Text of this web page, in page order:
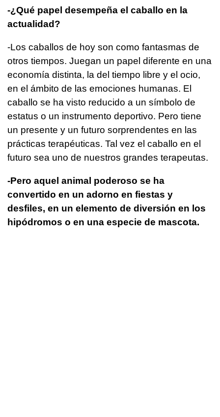
-¿Qué papel desempeña el caballo en la
actualidad?
-Los caballos de hoy son como fantasmas de
otros tiempos. Juegan un papel diferente en una
economía distinta, la del tiempo libre y el ocio,
en el ámbito de las emociones humanas. El
caballo se ha visto reducido a un símbolo de
estatus o un instrumento deportivo. Pero tiene
un presente y un futuro sorprendentes en las
prácticas terapéuticas. Tal vez el caballo en el
futuro sea uno de nuestros grandes terapeutas.
-Pero aquel animal poderoso se ha
convertido en un adorno en fiestas y
desfiles, en un elemento de diversión en los
hipódromos o en una especie de mascota.